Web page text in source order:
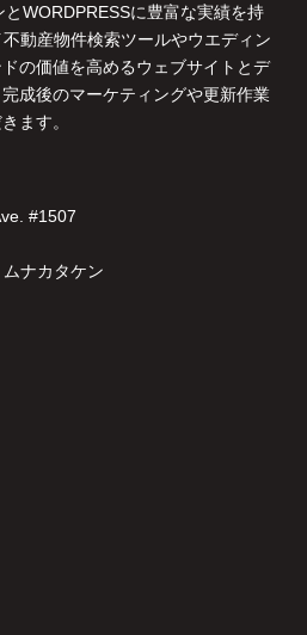
WORDPRESSに豊富な実績を持
動産物件検索ツールやウエディン
の価値を高めるウェブサイトとデ
成後のマーケティングや更新作業
ます。
#1507
ムナカタケン